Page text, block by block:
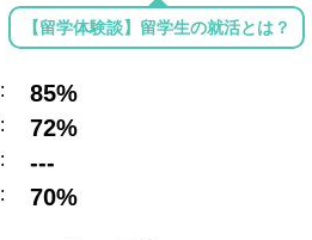
【留学体験談】留学生の就活とは？
: 85%
: 72%
: ---
: 70%